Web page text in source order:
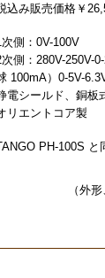
込み販売価格￥
次側：0V-100V
次側：280V-250V-
100mA）0-5V-
電シールド、銅板
リエントコア製
PH-100S と
法等